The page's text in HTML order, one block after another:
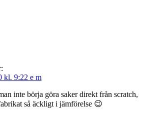
kl. 9:22 e m
inte börja göra saker direkt från scratch,
så äckligt i jämförelse 😉